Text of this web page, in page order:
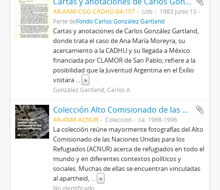
AR-ANM-CGG-CADHU-04-157 Uds
1983 junio 13
Parte deFondo Carlos González Gartland
Cartas y anotaciones de Carlos González Gartland,
donde trata el caso de Ana María Moreyra, su
acercamiento a la CADHU y su llegada a México
financiada por CLAMOR de San Pablo; refiere a la
posibilidad que la Juventud Argentina en el Exilio
visitara ... »
González Gartland, Carlos A.
Colección Alto Comisionado de las Naciones Unidas para los Refugiados (ACNUR)
AR-ANM-ACNUR Colección ca. 1968-1996
La colección reúne mayormente fotografías del Alto
Comisionado de las Naciones Unidas para los
Refugiados (ACNUR) acerca de refugiados en todo el
mundo y en diferentes contextos políticos y
sociales. Muchas de ellas se encuentran vinculadas
al apartheid, ... »
No identificado